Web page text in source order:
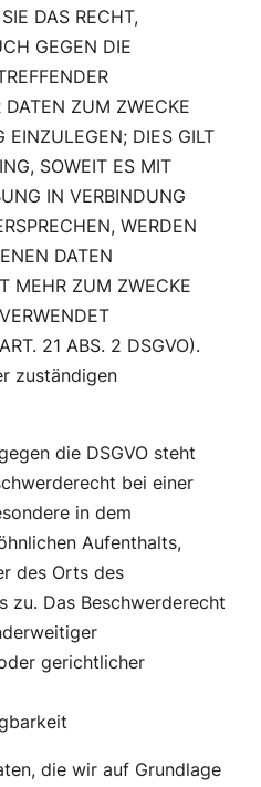
DAS RECHT,
GEGEN DIE
DATEN ZUM ZWECKE
EINZULEGEN; DIES GILT
SOWEIT ES MIT
IN VERBINDUNG
WERDEN
DATEN
MEHR ZUM ZWECKE
21 ABS. 2 DSGVO).
zuständigen
die DSGVO steht
bei einer
in dem
Aufenthalts,
des Orts des
zu. Das Beschwerderecht
gerichtlicher
die wir auf Grundlage